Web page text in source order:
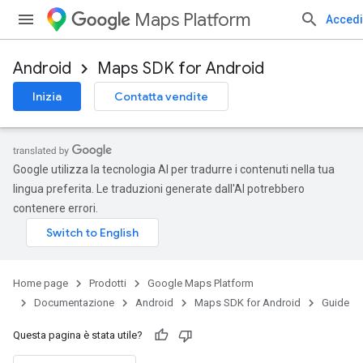
Maps Platform Accedi
Android Maps SDK for Android
Inizia Contatta vendite
Google utilizza la tecnologia AI per tradurre i contenuti nella tua
lingua preferita. Le traduzioni generate dall'AI potrebbero
contenere errori.
Home page Prodotti
Google Maps Platform
Documentazione
Android Maps SDK for Android Guide
Questa pagina è stata utile?